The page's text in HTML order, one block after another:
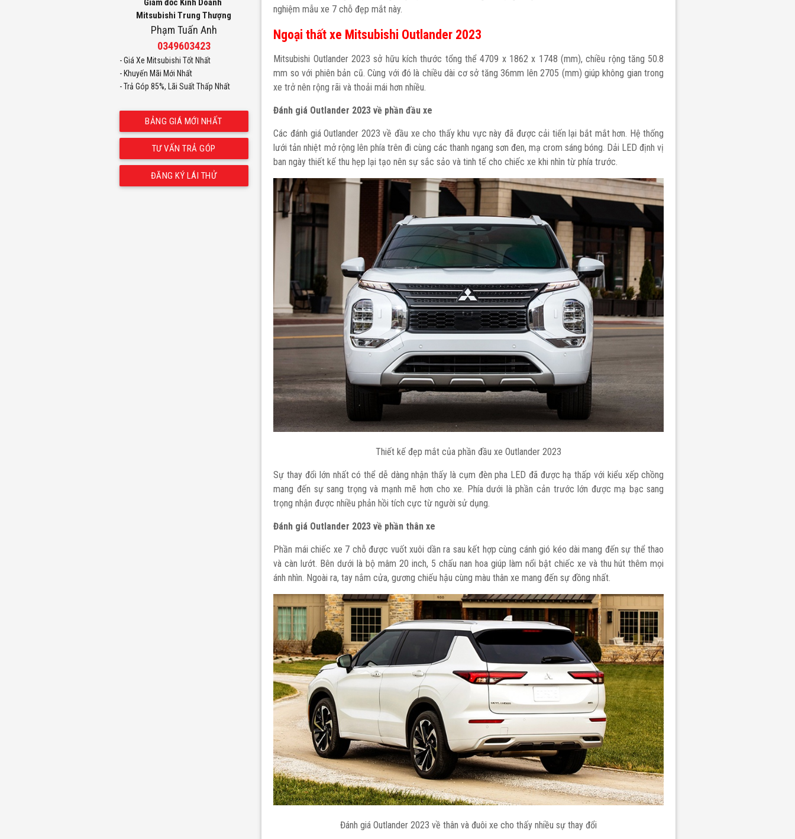
XFORCE ALL NEW TRITON
Giám đốc Kinh Doanh
Mitsubishi Trung Thượng
Phạm Tuấn Anh
0349603423
- Giá Xe Mitsubishi Tốt Nhất
- Khuyến Mãi Mới Nhất
- Trả Góp 85%,
Lãi Suất Thấp Nhất
BẢNG GIÁ MỚI NHẤT
TƯ VẤN TRẢ GÓP
ĐĂNG KÝ LÁI THỬ
nghiệm mẫu xe 7 chỗ đẹp mắt này.
Ngoại thất xe Mitsubishi Outlander 2023
Mitsubishi Outlander 2023 sở hữu kích thước tổng thể 4709 x 1862 x 1748 (mm), chiều rộng tăng 50.8
mm so với phiên bản cũ. Cùng với đó là chiều dài cơ sở tăng 36mm lên 2705 (mm) giúp không gian trong
xe trở nên rộng rãi và thoải mái hơn nhiều.
Đánh giá Outlander 2023 về phần đầu xe
Các đánh giá Outlander 2023 về đầu xe cho thấy khu vực này đã được cải tiến lại bắt mắt hơn. Hệ thống
lưới tản nhiệt mở rộng lên phía trên đi cùng các thanh ngang sơn đen, mạ crom sáng bóng. Dải LED định vị
ban ngày thiết kế thu hẹp lại tạo nên sự sắc sảo và tinh tế cho chiếc xe khi nhìn từ phía trước.
Thiết kế đẹp mắt của phần đầu xe Outlander 2023
Sự thay đổi lớn nhất có thể dễ dàng nhận thấy là cụm đèn pha LED đã được hạ thấp với kiểu xếp chồng
mang đến sự sang trọng và mạnh mẽ hơn cho xe. Phía dưới là phần cản trước lớn được mạ bạc sang
trọng nhận được nhiều phản hồi tích cực từ người sử dụng.
Đánh giá Outlander 2023 về phần thân xe
Phần mái chiếc xe 7 chỗ được vuốt xuôi dần ra sau kết hợp cùng cánh gió kéo dài mang đến sự thể thao
và càn lướt. Bên dưới là bộ mâm 20 inch, 5 chấu nan hoa giúp làm nổi bật chiếc xe và thu hút thêm mọi
ánh nhìn. Ngoài ra, tay nắm cửa, gương chiếu hậu cùng màu thân xe mang đến sự đồng nhất.
Đánh giá Outlander 2023 về thân và đuôi xe cho thấy nhiều sự thay đổi